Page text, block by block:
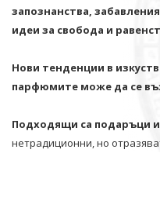
запознанства,
идеи за свобода и
Нови тенденции в
парфюмите може да се
Подходящи са подаръци
нетрадиционни, но